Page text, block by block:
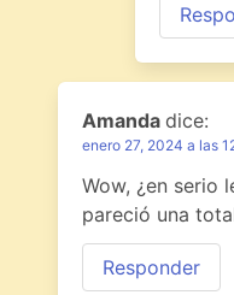
Amanda dice:
enero 27, 2024 a las
Wow, ¿en serio
pareció una
Responder